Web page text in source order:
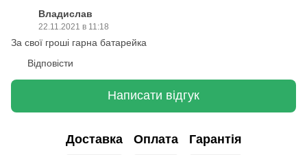
Владислав
22.11.2021 в 11:18
За свої гроші гарна батарейка
Відповісти
Написати відгук
Доставка Оплата Гарантія